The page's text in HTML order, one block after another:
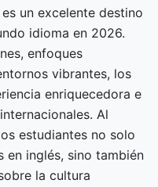
un excelente destino
idioma en 2026.
enfoques
vibrantes, los
enriquecedora e
Al
estudiantes no solo
en inglés, sino también
la cultura